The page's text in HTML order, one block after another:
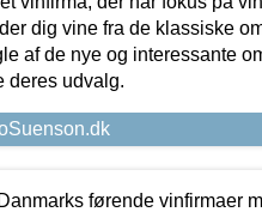
dig vine fra de klassiske
af de nye og interessante
deres udvalg.
førende vinfirmaer